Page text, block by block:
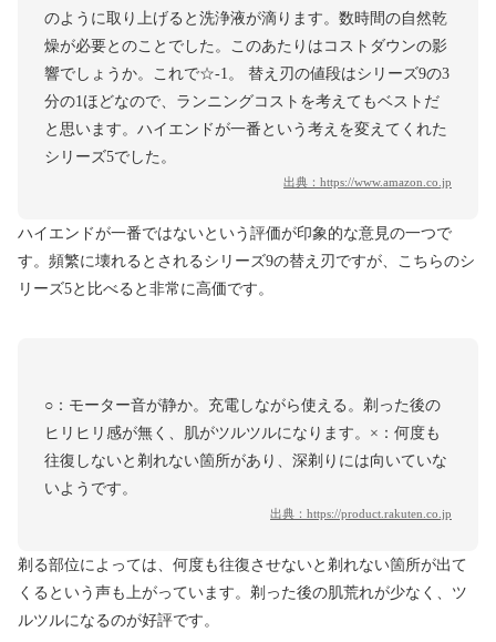
のように取り上げると洗浄液が滴ります。数時間の自然乾
燥が必要とのことでした。このあたりはコストダウンの影
響でしょうか。これで☆-1。 替え刃の値段はシリーズ9の3
分の1ほどなので、ランニングコストを考えてもベストだ
と思います。ハイエンドが一番という考えを変えてくれた
シリーズ5でした。
出典： https://www.amazon.co.jp
ハイエンドが一番ではないという評価が印象的な意見の一つで
す。頻繁に壊れるとされるシリーズ9の替え刃ですが、こちらのシ
リーズ5と比べると非常に高価です。
○：モーター音が静か。充電しながら使える。剃った後の
ヒリヒリ感が無く、肌がツルツルになります。×：何度も
往復しないと剃れない箇所があり、深剃りには向いていな
いようです。
出典： https://product.rakuten.co.jp
剃る部位によっては、何度も往復させないと剃れない箇所が出て
くるという声も上がっています。剃った後の肌荒れが少なく、ツ
ルツルになるのが好評です。